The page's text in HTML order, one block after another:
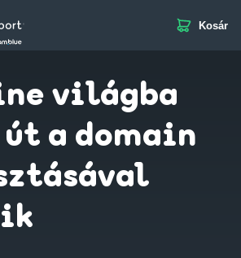
Kosár
világba
a domain